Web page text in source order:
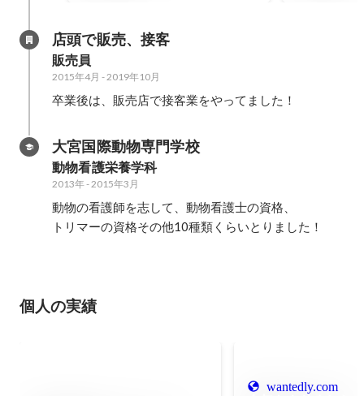
店頭で販売、接客
販売員
2015年4月 - 2019年10月
卒業後は、販売店で接客業をやってました！
大宮国際動物専門学校
動物看護栄養学科
2013年- 2015年3月
動物の看護師を志して、動物看護士の資格、
個人の実績
wantedly.com